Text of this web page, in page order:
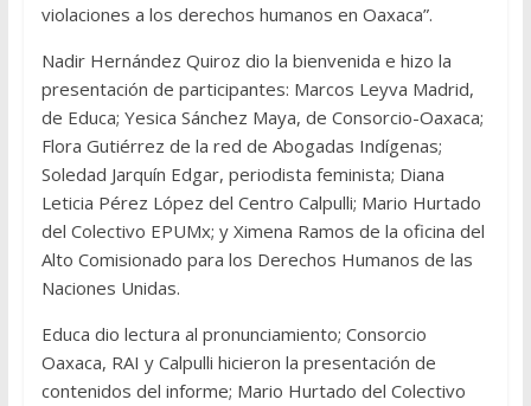
violaciones a los derechos humanos en Oaxaca”.
Nadir Hernández Quiroz dio la bienvenida e hizo la
presentación de participantes: Marcos Leyva Madrid,
de Educa; Yesica Sánchez Maya, de Consorcio-Oaxaca;
Flora Gutiérrez de la red de Abogadas Indígenas;
Soledad Jarquín Edgar, periodista feminista; Diana
Leticia Pérez López del Centro Calpulli; Mario Hurtado
del Colectivo EPUMx; y Ximena Ramos de la oficina del
Alto Comisionado para los Derechos Humanos de las
Naciones Unidas.
Educa dio lectura al pronunciamiento; Consorcio
Oaxaca, RAI y Calpulli hicieron la presentación de
contenidos del informe; Mario Hurtado del Colectivo